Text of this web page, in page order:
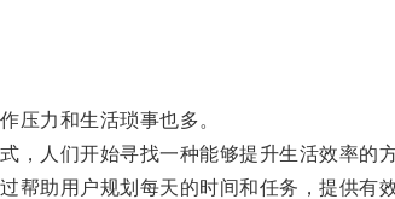
力和生活琐事也多。
人们开始寻找一种能够提升生活效率的方
助用户规划每天的时间和任务，提供有